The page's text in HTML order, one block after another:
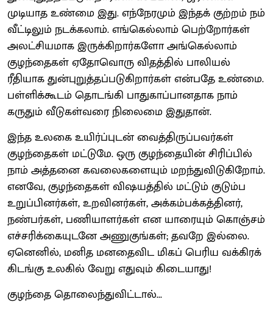
முடியாத உண்மை இது. எந்நேரமும் இந்தக் குற்றம் நம்
வீட்டிலும் நடக்கலாம். எங்கெல்லாம் பெற்றோர்கள்
அலட்சியமாக இருக்கிறார்களோ அங்கெல்லாம்
குழந்தைகள் ஏதோவொரு விதத்தில் பாலியல்
ரீதியாக துன்புறுத்தப்படுகிறார்கள் என்பதே உண்மை.
பள்ளிக்கூடம் தொடங்கி பாதுகாப்பானதாக நாம்
கருதும் வீடுகள்வரை நிலைமை இதுதான்.
இந்த உலகை உயிர்ப்புடன் வைத்திருப்பவர்கள்
குழந்தைகள் மட்டுமே. ஒரு குழந்தையின் சிரிப்பில்
நாம் அத்தனை கவலைகளையும் மறந்துவிடுகிறோம்.
எனவே, குழந்தைகள் விஷயத்தில் மட்டும் குடும்ப
உறுப்பினர்கள், உறவினர்கள், அக்கம்பக்கத்தினர்,
நண்பர்கள், பணியாளர்கள் என யாரையும் கொஞ்சம்
எச்சரிக்கையுடனே அணுகுங்கள்; தவறே இல்லை.
ஏனெனில், மனித மனதைவிட மிகப் பெரிய வக்கிரக்
கிடங்கு உலகில் வேறு எதுவும் கிடையாது!
குழந்தை தொலைந்துவிட்டால்...